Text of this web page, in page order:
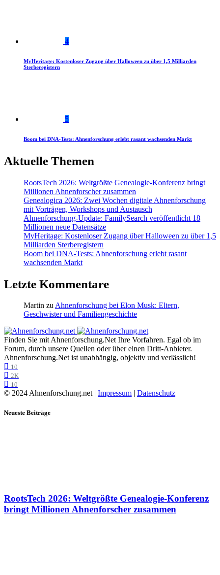
4
MyHeritage: Kostenloser Zugang über Halloween zu über 1,5 Milliarden
Sterberegistern
5
Boom bei DNA-Tests: Ahnenforschung erlebt rasant wachsenden Markt
Aktuelle Themen
RootsTech 2026: Weltgrößte Genealogie-Konferenz bringt
Millionen Ahnenforscher zusammen
Genealogica 2026: Zwei Wochen digitale Ahnenforschung
mit Vorträgen, Workshops und Austausch
Ahnenforschung-Update: FamilySearch veröffentlicht 18
Millionen neue Datensätze
MyHeritage: Kostenloser Zugang über Halloween zu über 1,5
Milliarden Sterberegistern
Boom bei DNA-Tests: Ahnenforschung erlebt rasant
wachsenden Markt
Letzte Kommentare
Martin zuAhnenforschung bei Elon Musk: Eltern,
Geschwister und Familiengeschichte
Finden Sie mit Ahnenforschung.Net Ihre Vorfahren. Egal ob im
Forum, durch unsere Quellen oder über einen Dritt-Anbieter.
Ahnenforschung.Net ist unabhängig, objektiv und verlässlich!
10
2K
10
© 2024 Ahnenforschung.net | Impressum Datenschutz
Neueste Beiträge
RootsTech 2026: Weltgrößte Genealogie-Konferenz
bringt Millionen Ahnenforscher zusammen